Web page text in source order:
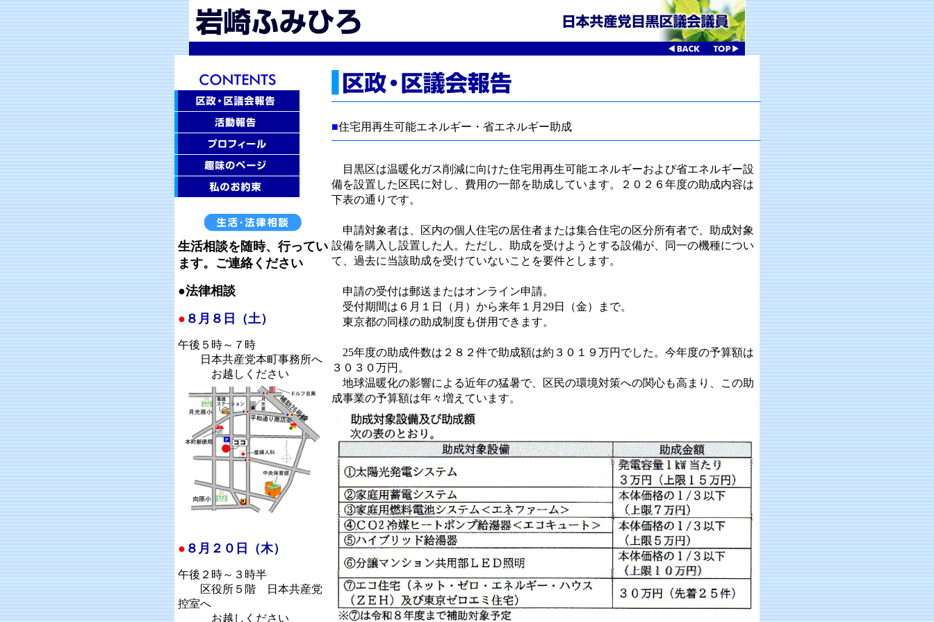
生活相談を随時、行ってい
ます。ご連絡ください
●法律相談
● ８月８日（土）
午後５時～７時
日本共産党本町事務所へ
お越しください
● ８月２０日（木）
午後２時～３時半
区役所５階 日本共産党
控室へ
お越しください
■住宅用再生可能エネルギー・省エネルギー助成
目黒区は温暖化ガス削減に向けた住宅用再生可能エネルギーおよび省エネルギー設
備を設置した区民に対し、費用の一部を助成しています。２０２６年度の助成内容は
下表の通りです。
申請対象者は、区内の個人住宅の居住者または集合住宅の区分所有者で、助成対象
設備を購入し設置した人。ただし、助成を受けようとする設備が、同一の機種につい
て、過去に当該助成を受けていないことを要件とします。
申請の受付は郵送またはオンライン申請。
受付期間は６月１日（月）から来年１月29日（金）まで。
東京都の同様の助成制度も併用できます。
25年度の助成件数は２８２件で助成額は約３０１９万円でした。今年度の予算額は
３０３０万円。
地球温暖化の影響による近年の猛暑で、区民の環境対策への関心も高まり、この助
成事業の予算額は年々増えています。